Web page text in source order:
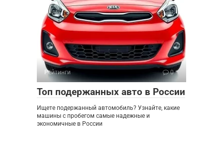
Рейтинги 0
Топ подержанных авто в России
Ищете подержанный автомобиль? Узнайте, какие
машины с пробегом самые надежные и
экономичные в России